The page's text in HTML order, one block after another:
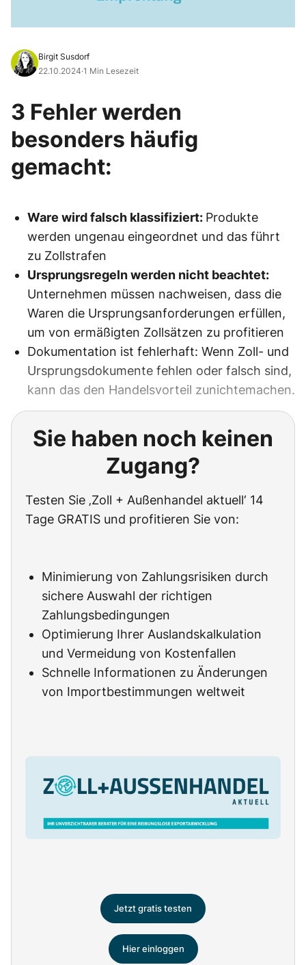
Birgit Susdorf
22.10.2024·1 Min Lesezeit
3 Fehler werden
besonders häufig
gemacht:
Ware wird falsch klassifiziert: Produkte
werden ungenau eingeordnet und das führt
zu Zollstrafen
Ursprungsregeln werden nicht beachtet:
Unternehmen müssen nachweisen, dass die
Waren die Ursprungsanforderungen erfüllen,
um von ermäßigten Zollsätzen zu profitieren
Dokumentation ist fehlerhaft: Wenn Zoll- und
Ursprungsdokumente fehlen oder falsch sind,
kann das den Handelsvorteil zunichtemachen.
Sie haben noch keinen
Zugang?
Testen Sie ‚Zoll + Außenhandel aktuell‘ 14
Tage GRATIS und profitieren Sie von:
Minimierung von Zahlungsrisiken durch
sichere Auswahl der richtigen
Zahlungsbedingungen
Optimierung Ihrer Auslandskalkulation
und Vermeidung von Kostenfallen
Schnelle Informationen zu Änderungen
von Importbestimmungen weltweit
Jetzt gratis testen
Hier einloggen